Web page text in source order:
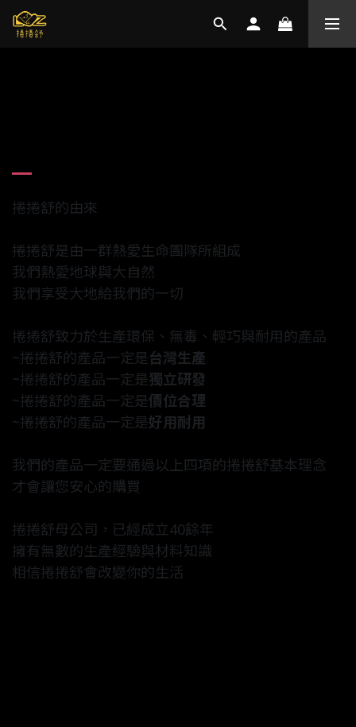
捲捲舒的由來
捲捲舒是由一群熱愛生命團隊所組成
我們熱愛地球與大自然
我們享受大地給我們的一切
捲捲舒致力於生產環保、無毒、輕巧與耐用的產品
~捲捲舒的產品一定是台灣生產
~捲捲舒的產品一定是獨立研發
~捲捲舒的產品一定是價位合理
~捲捲舒的產品一定是好用耐用
我們的產品一定要通過以上四項的捲捲舒基本理念
才會讓您安心的購買
捲捲舒母公司，已經成立40餘年
擁有無數的生產經驗與材料知識
相信捲捲舒會改變你的生活